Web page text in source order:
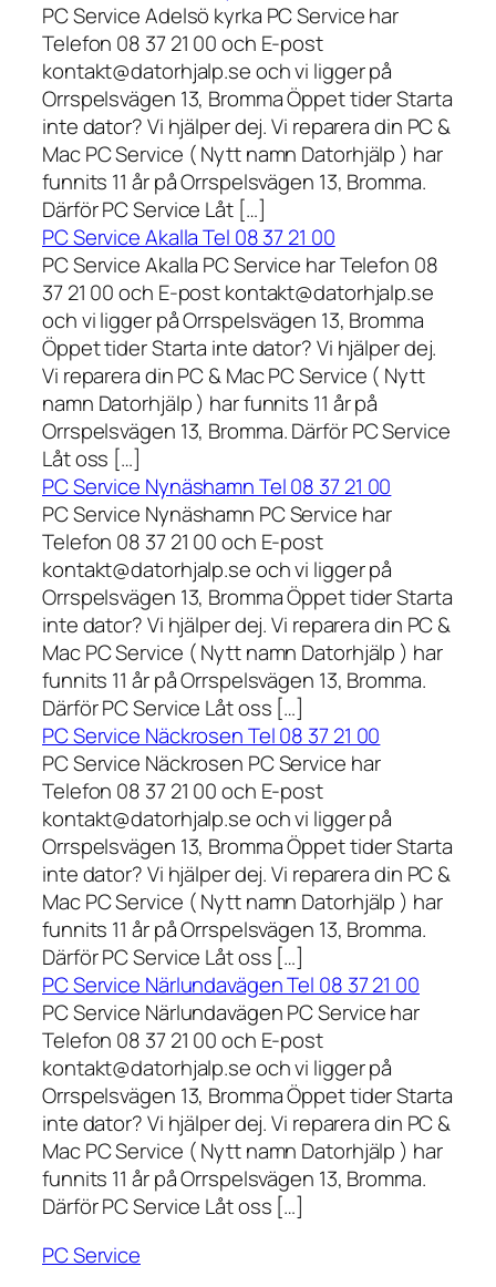
PC Service Adelsö kyrka PC Service har
Telefon 08 37 21 00 och E-post
kontakt@datorhjalp.se och vi ligger på
Orrspelsvägen 13, Bromma Öppet tider Starta
inte dator? Vi hjälper dej. Vi reparera din PC &
Mac PC Service ( Nytt namn Datorhjälp ) har
funnits 11 år på Orrspelsvägen 13, Bromma.
Därför PC Service Låt […]
PC Service Akalla Tel 08 37 21 00
PC Service Akalla PC Service har Telefon 08
37 21 00 och E-post kontakt@datorhjalp.se
och vi ligger på Orrspelsvägen 13, Bromma
Öppet tider Starta inte dator? Vi hjälper dej.
Vi reparera din PC & Mac PC Service ( Nytt
namn Datorhjälp ) har funnits 11 år på
Orrspelsvägen 13, Bromma. Därför PC Service
Låt oss […]
PC Service Nynäshamn Tel 08 37 21 00
PC Service Nynäshamn PC Service har
Telefon 08 37 21 00 och E-post
kontakt@datorhjalp.se och vi ligger på
Orrspelsvägen 13, Bromma Öppet tider Starta
inte dator? Vi hjälper dej. Vi reparera din PC &
Mac PC Service ( Nytt namn Datorhjälp ) har
funnits 11 år på Orrspelsvägen 13, Bromma.
Därför PC Service Låt oss […]
PC Service Näckrosen Tel 08 37 21 00
PC Service Näckrosen PC Service har
Telefon 08 37 21 00 och E-post
kontakt@datorhjalp.se och vi ligger på
Orrspelsvägen 13, Bromma Öppet tider Starta
inte dator? Vi hjälper dej. Vi reparera din PC &
Mac PC Service ( Nytt namn Datorhjälp ) har
funnits 11 år på Orrspelsvägen 13, Bromma.
Därför PC Service Låt oss […]
PC Service Närlundavägen Tel 08 37 21 00
PC Service Närlundavägen PC Service har
Telefon 08 37 21 00 och E-post
kontakt@datorhjalp.se och vi ligger på
Orrspelsvägen 13, Bromma Öppet tider Starta
inte dator? Vi hjälper dej. Vi reparera din PC &
Mac PC Service ( Nytt namn Datorhjälp ) har
funnits 11 år på Orrspelsvägen 13, Bromma.
Därför PC Service Låt oss […]
PC Service